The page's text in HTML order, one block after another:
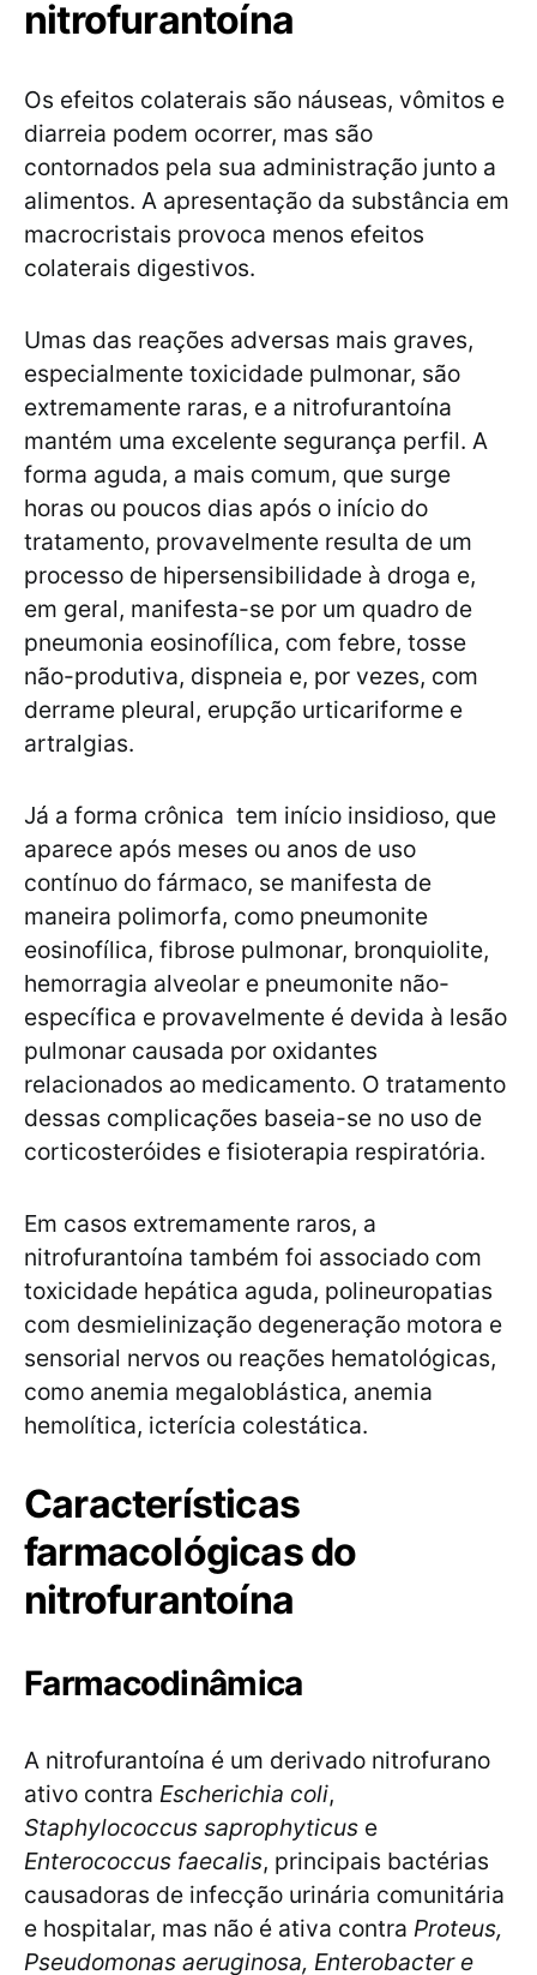
nitrofurantoína
Os efeitos colaterais são náuseas, vômitos e
diarreia podem ocorrer, mas são
contornados pela sua administração junto a
alimentos. A apresentação da substância em
macrocristais provoca menos efeitos
colaterais digestivos.
Umas das reações adversas mais graves,
especialmente toxicidade pulmonar, são
extremamente raras, e a nitrofurantoína
mantém uma excelente segurança perfil. A
forma aguda, a mais comum, que surge
horas ou poucos dias após o início do
tratamento, provavelmente resulta de um
processo de hipersensibilidade à droga e,
em geral, manifesta-se por um quadro de
pneumonia eosinofílica, com febre, tosse
não-produtiva, dispneia e, por vezes, com
derrame pleural, erupção urticariforme e
artralgias.
Já a forma crônica tem início insidioso, que
aparece após meses ou anos de uso
contínuo do fármaco, se manifesta de
maneira polimorfa, como pneumonite
eosinofílica, fibrose pulmonar, bronquiolite,
hemorragia alveolar e pneumonite não-
específica e provavelmente é devida à lesão
pulmonar causada por oxidantes
relacionados ao medicamento. O tratamento
dessas complicações baseia-se no uso de
corticosteróides e fisioterapia respiratória.
Em casos extremamente raros, a
nitrofurantoína também foi associado com
toxicidade hepática aguda, polineuropatias
com desmielinização degeneração motora e
sensorial nervos ou reações hematológicas,
como anemia megaloblástica, anemia
hemolítica, icterícia colestática.
Características
farmacológicas do
nitrofurantoína
Farmacodinâmica
A nitrofurantoína é um derivado nitrofurano
ativo contra Escherichia coli,
Staphylococcus saprophyticus e
Enterococcus faecalis, principais bactérias
causadoras de infecção urinária comunitária
e hospitalar, mas não é ativa contra Proteus,
Pseudomonas aeruginosa, Enterobacter e